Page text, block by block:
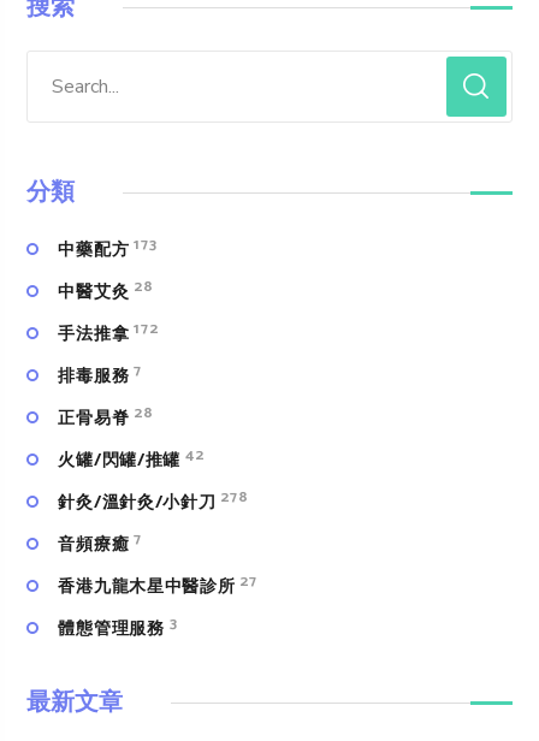
分類
中藥配方 173
中醫艾灸 28
手法推拿 172
排毒服務 7
正骨易脊 28
火罐/閃罐/推罐 42
針灸/溫針灸/小針刀 278
⾳頻療癒 7
香港九龍木星中醫診所 27
體態管理服務 3
最新文章